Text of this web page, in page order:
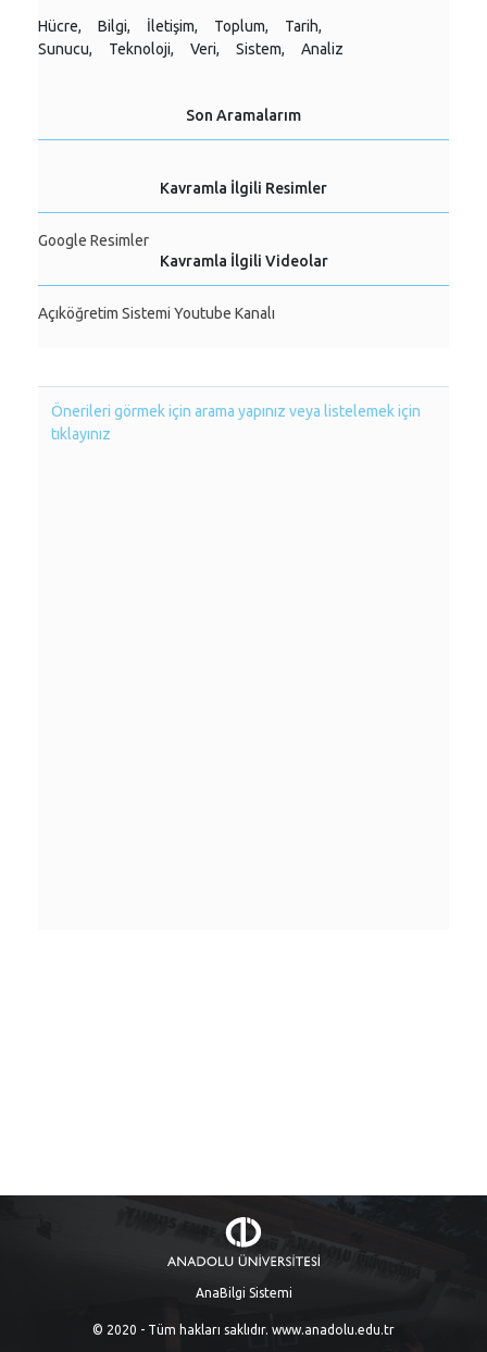
Hücre, Bilgi, İletişim, Toplum,
Tarih,
Sunucu,
Teknoloji, Veri, Sistem, Analiz
Son Aramalarım
Kavramla İlgili Resimler
Google Resimler
Kavramla İlgili Videolar
Açıköğretim Sistemi Youtube Kanalı
Önerileri görmek için arama yapınız veya listelemek için
tıklayınız
AnaBilgi Sistemi
© 2020 - Tüm hakları saklıdır. www.anadolu.edu.tr